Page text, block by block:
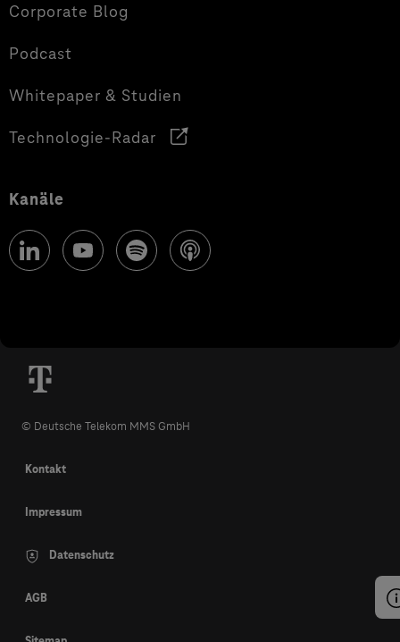
Corporate Blog
Podcast
Whitepaper & Studien
Technologie-Radar
Kanäle
© Deutsche Telekom MMS GmbH
Kontakt
Impressum
Datenschutz
AGB